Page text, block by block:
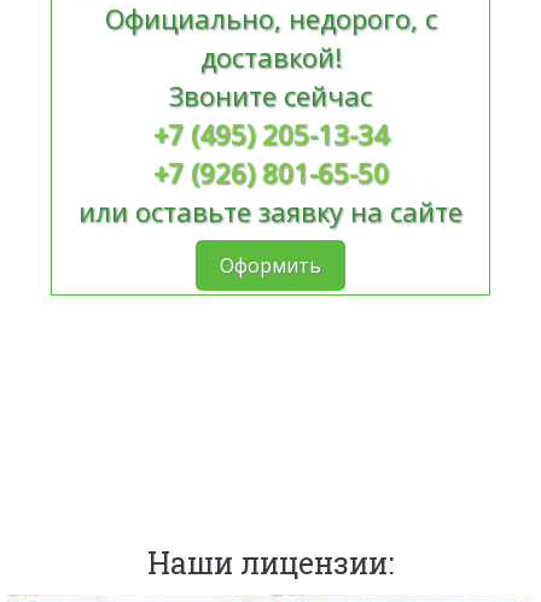
Официально, недорого, с
доставкой!
Звоните сейчас
+7 (495) 205-13-34
+7 (926) 801-65-50
или оставьте заявку на сайте
Оформить
Наши лицензии: